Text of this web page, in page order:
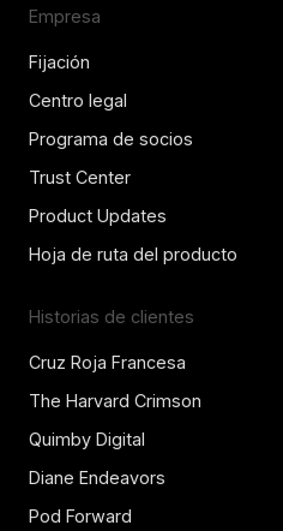
Empresa
Fijación
Centro legal
Programa de socios
Trust Center
Product Updates
Hoja de ruta del producto
Historias de clientes
Cruz Roja Francesa
The Harvard Crimson
Quimby Digital
Diane Endeavors
Pod Forward